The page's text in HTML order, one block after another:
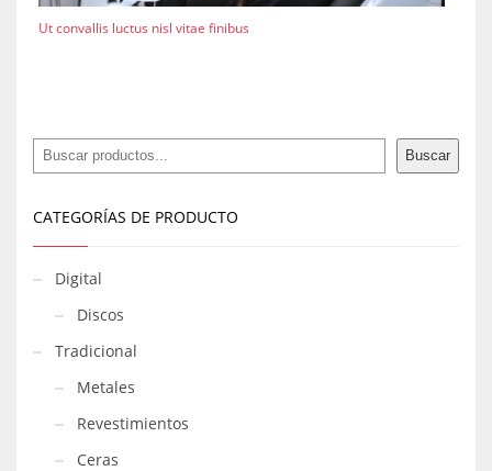
Ut convallis luctus nisl vitae finibus
Buscar Buscar
CATEGORÍAS DE PRODUCTO
Digital
Discos
Tradicional
Metales
Revestimientos
Ceras